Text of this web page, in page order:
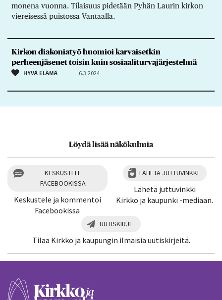
monena vuonna. Tilaisuus pidetään Pyhän Laurin kirkon
viereisessä puistossa Vantaalla.
Kirkon diakoniatyö huomioi karvaisetkin
perheenjäsenet toisin kuin sosiaaliturvajärjestelmä
HYVÄ ELÄMÄ 6.3.2024
Löydä lisää näkökulmia
KESKUSTELE
FACEBOOKISSA
Keskustele ja kommentoi
Facebookissa
LÄHETÄ JUTTUVINKKI
Lähetä juttuvinkki
Kirkko ja kaupunki -mediaan.
UUTISKIRJE
Tilaa Kirkko ja kaupungin ilmaisia uutiskirjeitä.